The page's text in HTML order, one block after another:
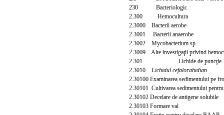
230 Bacteriologic
2.300 Hemocultura
2.3000 Bacterii aerobe
2.3001 Bacterii anaerobe
2.3002 Mycobacterium sp.
2.3009 Alte investigaţii privind
2.301 Lichide de puncţie
2.3010 Lichidul cefalorahidian
2.30100 Examinarea sedimentului pe
2.30101 Cultivarea sedimentului
2.30102 Decelare de antigene solubile
2.30103 Formare val